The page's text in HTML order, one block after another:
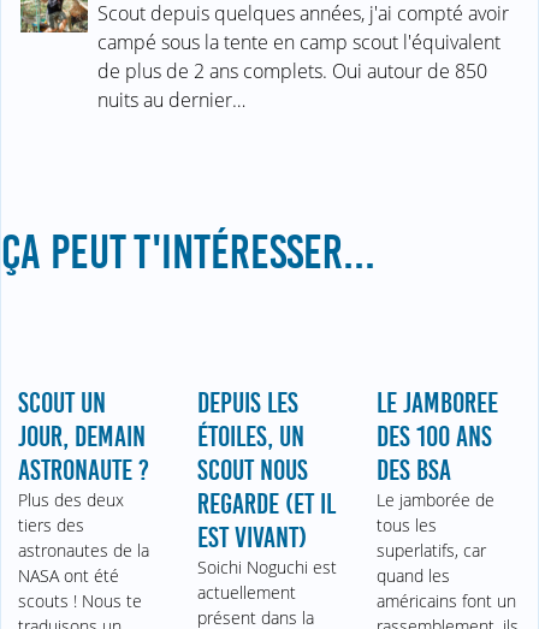
Scout depuis quelques années, j'ai compté avoir
campé sous la tente en camp scout l'équivalent
de plus de 2 ans complets. Oui autour de 850
nuits au dernier…
ÇA PEUT T'INTÉRESSER...
SCOUT UN
JOUR, DEMAIN
ASTRONAUTE ?
Plus des deux
tiers des
astronautes de la
NASA ont été
scouts ! Nous te
DEPUIS LES
ÉTOILES, UN
SCOUT NOUS
REGARDE (ET IL
EST VIVANT)
Soichi Noguchi est
actuellement
présent dans la
LE JAMBOREE
DES 100 ANS
DES BSA
Le jamborée de
tous les
superlatifs, car
quand les
américains font un